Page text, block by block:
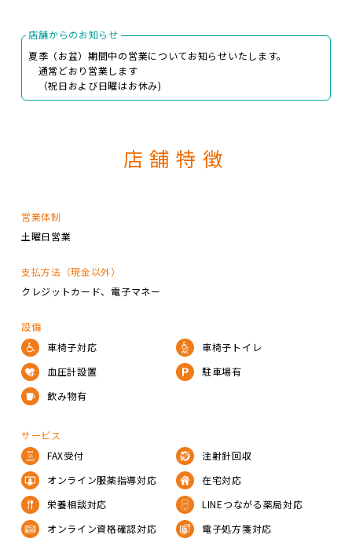
店舗からのお知らせ
夏季（お盆）期間中の営業についてお知らせいたします。
通常どおり営業します
（祝日および日曜はお休み)
店舗特徴
営業体制
土曜日営業
支払方法（現金以外）
クレジットカード
電子マネー
設備
車椅子対応
車椅子トイレ
血圧計設置
駐車場有
飲み物有
サービス
FAX受付
注射針回収
オンライン服薬指導対応
在宅対応
栄養相談対応
LINEつながる薬局対応
オンライン資格確認対応
電子処方箋対応